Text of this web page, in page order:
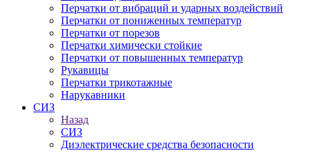
Перчатки от вибраций и ударных воздействий
Перчатки от пониженных температур
Перчатки от порезов
Перчатки химически стойкие
Перчатки от повышенных температур
Рукавицы
Перчатки трикотажные
Нарукавники
СИЗ
Назад
СИЗ
Диэлектрические средства безопасности